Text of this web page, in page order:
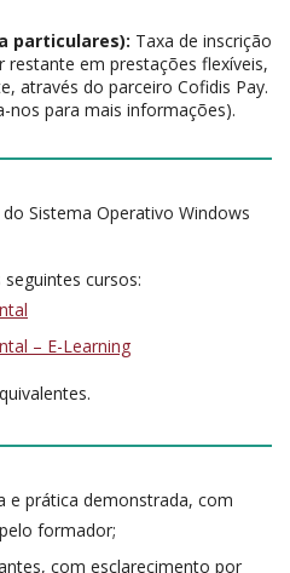
particulares): Taxa de inscrição
em prestações flexíveis,
através do parceiro Cofidis Pay.
nos para mais informações).
Sistema Operativo Windows
cursos:
– E-Learning
e prática demonstrada, com
formador;
com esclarecimento por